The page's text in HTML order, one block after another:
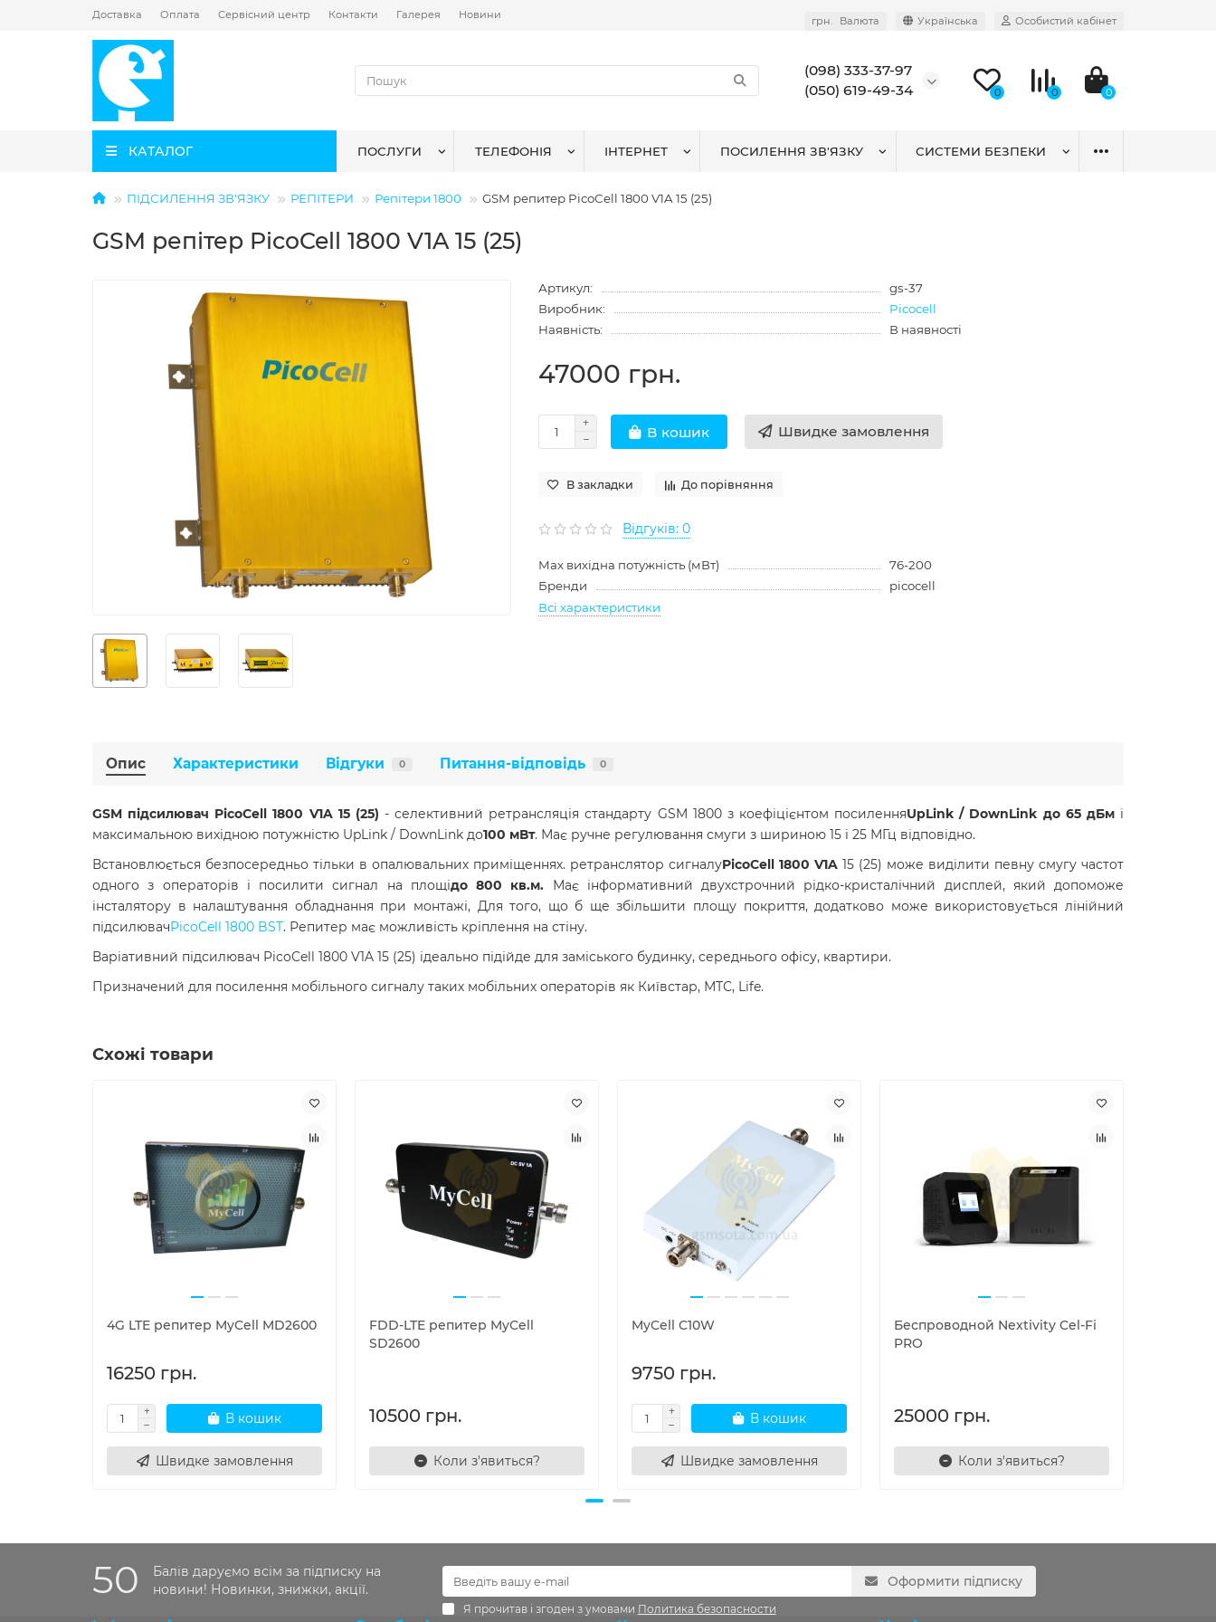
Доставка Оплата Сервісний центр Контакти Галерея Новини грн. Валюта Українська Особистий кабінет
(098) 333-37-97
(050) 619-49-34
0 0 0
КАТАЛОГ ПОСЛУГИ ТЕЛЕФОНІЯ ІНТЕРНЕТ ПОСИЛЕННЯ ЗВ'ЯЗКУ СИСТЕМИ БЕЗПЕКИ
ПІДСИЛЕННЯ ЗВ'ЯЗКУ РЕПІТЕРИ Репітери 1800 GSM репитер PicoCell 1800 V1A 15 (25)
GSM репітер PicoCell 1800 V1A 15 (25)
Артикул:
gs-37
Виробник:
Picocell
Наявність:
В наявності
47000 грн.
В кошик Швидке замовлення
В закладки До порівняння
Відгуків: 0
Max вихідна потужність (мВт)
76-200
Бренди
picocell
Всі характеристики
Опис Характеристики Відгуки 0 Питання-відповідь 0
GSM підсилювач PicoCell 1800 V1A 15 (25) - селективний ретрансляція стандарту GSM 1800 з коефіцієнтом посиленняUpLink / DownLink до 65 дБмі
максимальною вихідною потужністю UpLink / DownLink до100 мВт. Має ручне регулювання смуги з шириною 15 і 25 МГц відповідно.
Встановлюється безпосередньо тільки в опалювальних приміщеннях. ретранслятор сигналуPicoCell 1800 V1A 15 (25) може виділити певну смугу частот
одного з операторів і посилити сигнал на площідо 800 кв.м. Має інформативний двухстрочний рідко-кристалічний дисплей, який допоможе
інсталятору в налаштування обладнання при монтажі, Для того, що б ще збільшити площу покриття, додатково може використовується лінійний
підсилювачPicoCell 1800 BST. Репитер має можливість кріплення на стіну.
Варіативний підсилювач PicoCell 1800 V1A 15 (25) ідеально підійде для заміського будинку, середнього офісу, квартири.
Призначений для посилення мобільного сигналу таких мобільних операторів як Київстар, МТС, Life.
Схожі товари
4G LTE репитер MyCell MD2600
16250 грн.
В кошик
Швидке замовлення
FDD-LTE репитер MyCell
SD2600
10500 грн.
Коли з'явиться?
MyCell C10W
9750 грн.
В кошик
Швидке замовлення
Беспроводной Nextivity Cel-Fi
PRO
25000 грн.
Коли з'явиться?
50
Балів даруємо всім за підписку на
новини! Новинки, знижки, акції.
Оформити підписку
Я прочитав і згоден з умовами Политика безопасности